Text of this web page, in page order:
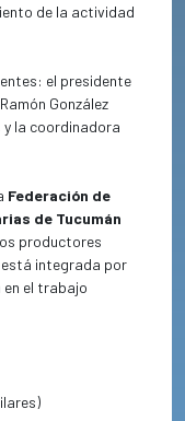
de la actividad
el presidente
González
y la coordinadora
Federación de
de Tucumán
productores
está integrada por
el trabajo